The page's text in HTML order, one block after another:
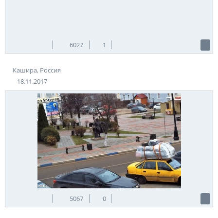
6027 1
Кашира, Россия
18.11.2017
5067 0